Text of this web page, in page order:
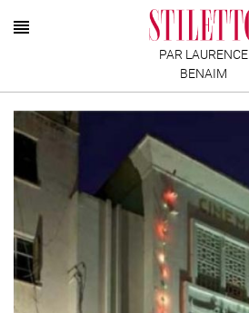
PAR LAURENCE
BENAIM